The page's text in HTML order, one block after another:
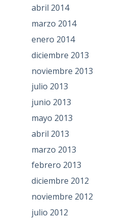
abril 2014
marzo 2014
enero 2014
diciembre 2013
noviembre 2013
julio 2013
junio 2013
mayo 2013
abril 2013
marzo 2013
febrero 2013
diciembre 2012
noviembre 2012
julio 2012